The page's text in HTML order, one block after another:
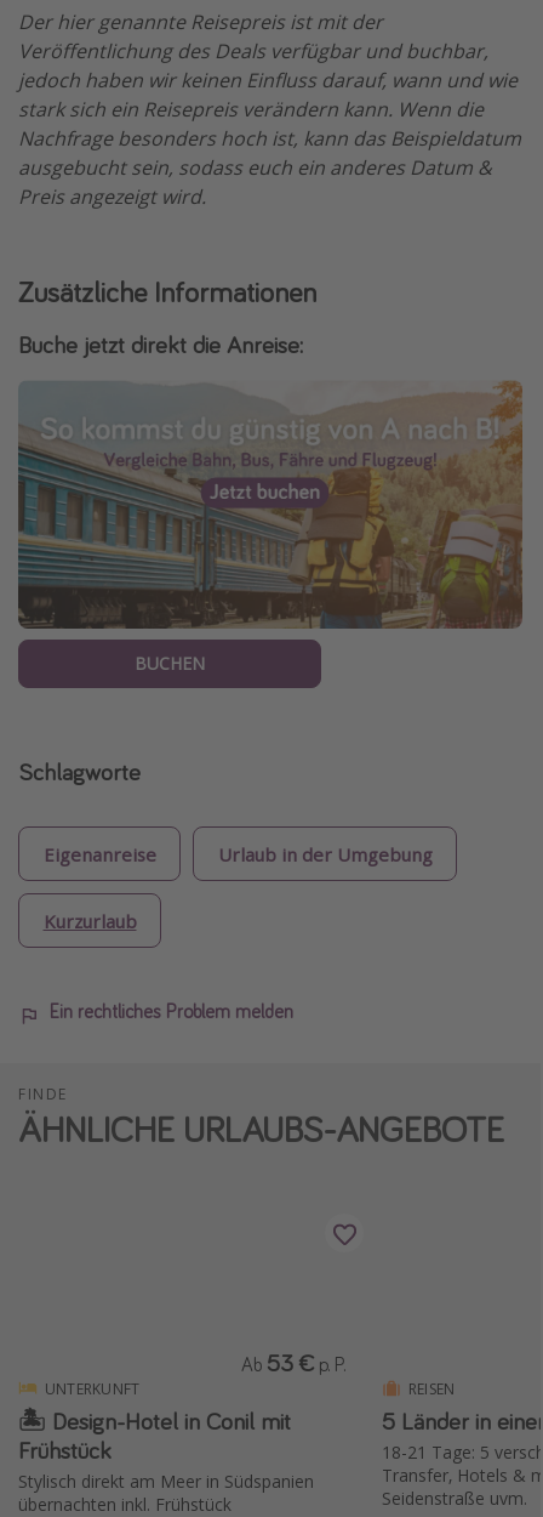
Der hier genannte Reisepreis ist mit der
Veröffentlichung des Deals verfügbar und buchbar,
jedoch haben wir keinen Einfluss darauf, wann und wie
stark sich ein Reisepreis verändern kann. Wenn die
Nachfrage besonders hoch ist, kann das Beispieldatum
ausgebucht sein, sodass euch ein anderes Datum &
Preis angezeigt wird.
Zusätzliche Informationen
Buche jetzt direkt die Anreise:
BUCHEN
Schlagworte
Eigenanreise Urlaub in der Umgebung
Kurzurlaub
Ein rechtliches Problem melden
FINDE
ÄHNLICHE URLAUBS-ANGEBOTE
UNTERKUNFT
🏝 Design-Hotel in Conil mit
Frühstück
Stylisch direkt am Meer in Südspanien
übernachten inkl. Frühstück
Ab 53 € p. P.
REISEN
5 Länder in
18-21 Tage: 5
Transfer, Hotels &
Seidenstraße uvm.